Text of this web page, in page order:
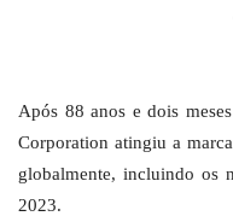
Após 88 anos e dois
Corporation atingiu a
globalmente, incluindo os
2023.